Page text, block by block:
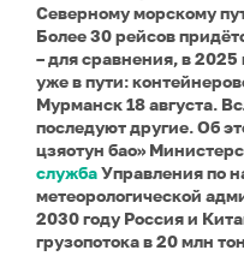
Северному морскому
Более 30 рейсов
– для сравнения, в
уже в пути:
Мурманск 18 августа.
последуют другие. Об
цзяотун бао»
службаУправления по
метеорологической
2030 году Россия и
грузопотока в 20 млн